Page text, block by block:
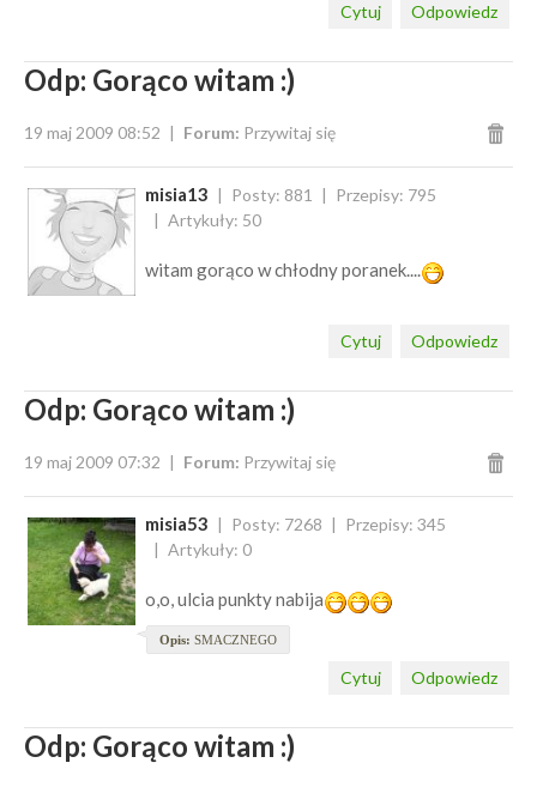
Odpowiedz
Cytuj
Odp: Gorąco witam :)
19 maj 2009 08:52 Forum: Przywitaj się
misia13 Posty: 881
Przepisy: 795
Artykuły: 50
witam gorąco w chłodny poranek....
Odpowiedz
Cytuj
Odp: Gorąco witam :)
19 maj 2009 07:32 Forum: Przywitaj się
misia53 Posty: 7268
Przepisy: 345
Artykuły: 0
o,o, ulcia punkty nabija
Opis: SMACZNEGO
Odpowiedz
Cytuj
Odp: Gorąco witam :)